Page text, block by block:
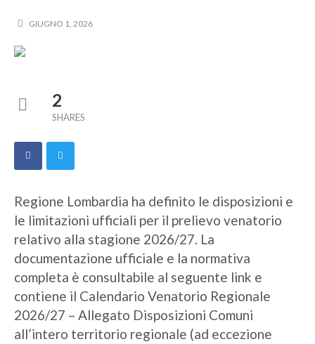
GIUGNO 1, 2026
2
SHARES
Regione Lombardia ha definito le disposizioni e
le limitazioni ufficiali per il prelievo venatorio
relativo alla stagione 2026/27. La
documentazione ufficiale e la normativa
completa è consultabile al seguente link e
contiene il Calendario Venatorio Regionale
2026/27 – Allegato Disposizioni Comuni
all’intero territorio regionale (ad eccezione